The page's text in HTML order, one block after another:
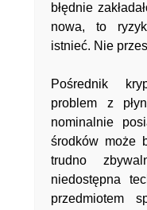
błędnie
nowa, to
istnieć. Nie
Pośrednik
problem z
nominalnie
środków może
trudno
niedostępna
przedmiotem